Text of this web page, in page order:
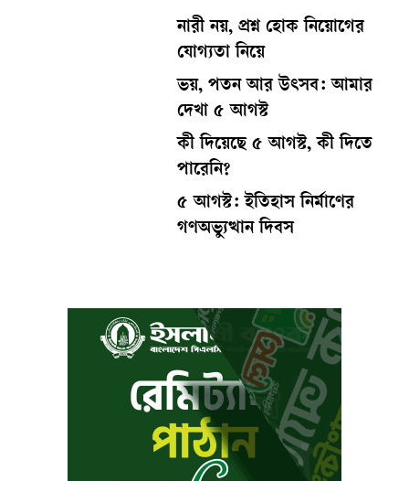
নারী নয়, প্রশ্ন হোক নিয়োগের
যোগ্যতা নিয়ে
ভয়, পতন আর উৎসব: আমার
দেখা ৫ আগস্ট
কী দিয়েছে ৫ আগস্ট, কী দিতে
পারেনি?
৫ আগস্ট: ইতিহাস নির্মাণের
গণঅভ্যুত্থান দিবস